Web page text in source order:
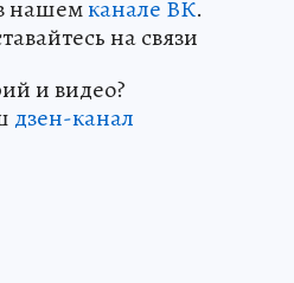
нашемканале ВК.
на связи
и видео?
дзен-канал